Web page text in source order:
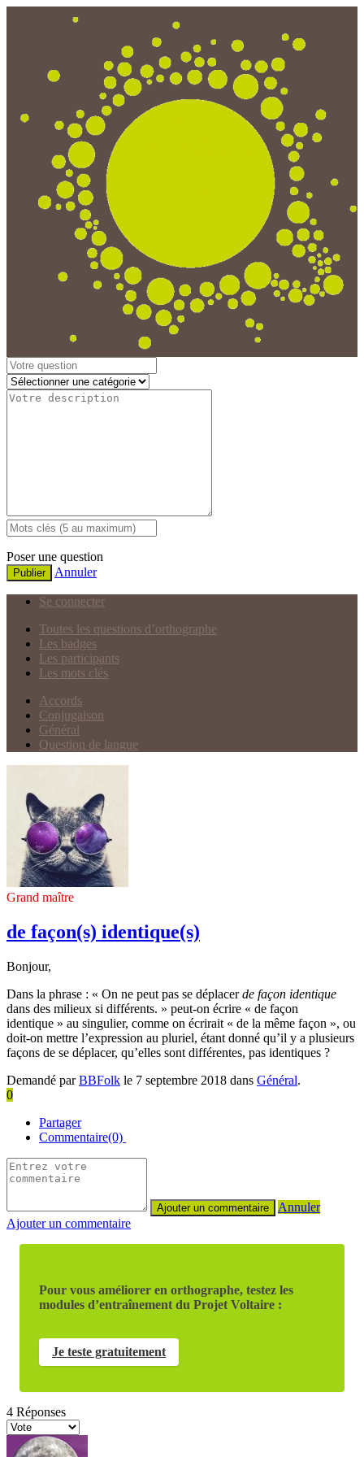
Poser une question
Publier Annuler
Se connecter
Toutes les questions d’orthographe
Les badges
Les participants
Les mots clés
Accords
Conjugaison
Général
Question de langue
Grand maître
de façon(s) identique(s)
Bonjour,
Dans la phrase : « On ne peut pas se déplacerde façon identique
dans des milieux si différents. » peut-on écrire « de façon
identique » au singulier, comme on écrirait « de la même façon », ou
doit-on mettre l’expression au pluriel, étant donné qu’il y a plusieurs
façons de se déplacer, qu’elles sont différentes, pas identiques ?
Demandé parBBFolk le 7 septembre 2018 dans Général.
0
Partager
Commentaire(0)
Annuler
Ajouter un commentaire
Pour vous améliorer en orthographe, testez les
modules d’entraînement du Projet Voltaire :
Je teste gratuitement
4 Réponses